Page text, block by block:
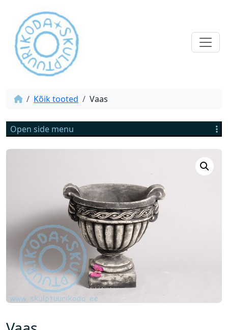
Kõik tooted Vaas
Open side menu